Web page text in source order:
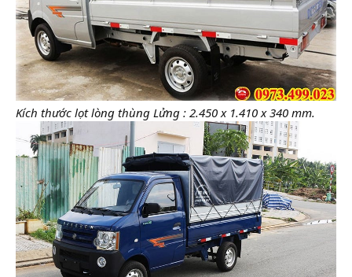
Kích thước lọt lòng thùng Lửng : 2.450 x 1.410 x 340 mm.